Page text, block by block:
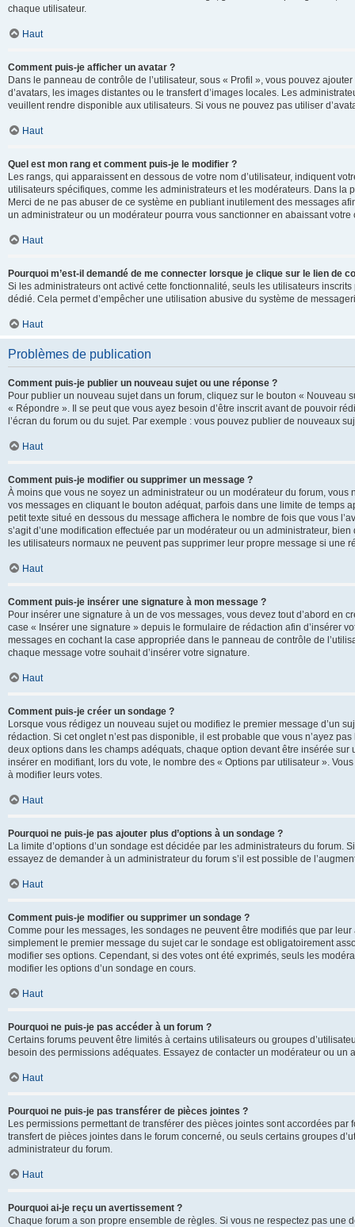
chaque utilisateur.
Haut
Comment puis-je afficher un avatar ?
Dans le panneau de contrôle de l’utilisateur, sous « Profil », vous pouvez
d’avatars, les images distantes ou le transfert d’images locales. Les
veuillent rendre disponible aux utilisateurs. Si vous ne pouvez pas utiliser
Haut
Quel est mon rang et comment puis-je le modifier ?
Les rangs, qui apparaissent en dessous de votre nom d’utilisateur, indiquent
utilisateurs spécifiques, comme les administrateurs et les modérateurs. Dans
Merci de ne pas abuser de ce système en publiant inutilement des messages
un administrateur ou un modérateur pourra vous sanctionner en abaissant votre
Haut
Pourquoi m’est-il demandé de me connecter lorsque je clique sur le lien de
Si les administrateurs ont activé cette fonctionnalité, seuls les utilisateurs
dédié. Cela permet d’empêcher une utilisation abusive du système de
Haut
Problèmes de publication
Comment puis-je publier un nouveau sujet ou une réponse ?
Pour publier un nouveau sujet dans un forum, cliquez sur le bouton «
« Répondre ». Il se peut que vous ayez besoin d’être inscrit avant de pouvoir
l’écran du forum ou du sujet. Par exemple : vous pouvez publier de nouveaux
Haut
Comment puis-je modifier ou supprimer un message ?
À moins que vous ne soyez un administrateur ou un modérateur du forum,
vos messages en cliquant le bouton adéquat, parfois dans une limite de temps
petit texte situé en dessous du message affichera le nombre de fois que vous
s’agit d’une modification effectuée par un modérateur ou un administrateur,
les utilisateurs normaux ne peuvent pas supprimer leur propre message si une
Haut
Comment puis-je insérer une signature à mon message ?
Pour insérer une signature à un de vos messages, vous devez tout d’abord en
case « Insérer une signature » depuis le formulaire de rédaction afin d’insérer
messages en cochant la case appropriée dans le panneau de contrôle de
chaque message votre souhait d’insérer votre signature.
Haut
Comment puis-je créer un sondage ?
Lorsque vous rédigez un nouveau sujet ou modifiez le premier message d’un
rédaction. Si cet onglet n’est pas disponible, il est probable que vous n’ayez
deux options dans les champs adéquats, chaque option devant être insérée
insérer en modifiant, lors du vote, le nombre des « Options par utilisateur ».
à modifier leurs votes.
Haut
Pourquoi ne puis-je pas ajouter plus d’options à un sondage ?
La limite d’options d’un sondage est décidée par les administrateurs du
essayez de demander à un administrateur du forum s’il est possible de
Haut
Comment puis-je modifier ou supprimer un sondage ?
Comme pour les messages, les sondages ne peuvent être modifiés que par
simplement le premier message du sujet car le sondage est obligatoirement
modifier ses options. Cependant, si des votes ont été exprimés, seuls les
modifier les options d’un sondage en cours.
Haut
Pourquoi ne puis-je pas accéder à un forum ?
Certains forums peuvent être limités à certains utilisateurs ou groupes
besoin des permissions adéquates. Essayez de contacter un modérateur ou
Haut
Pourquoi ne puis-je pas transférer de pièces jointes ?
Les permissions permettant de transférer des pièces jointes sont accordées
transfert de pièces jointes dans le forum concerné, ou seuls certains groupes
administrateur du forum.
Haut
Pourquoi ai-je reçu un avertissement ?
Chaque forum a son propre ensemble de règles. Si vous ne respectez pas une